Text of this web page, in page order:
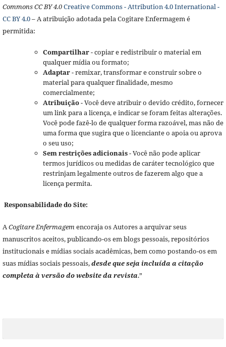
Commons CC BY 4.0Creative Commons - Attribution 4.0 International -
CC BY 4.0– A atribuição adotada pela Cogitare Enfermagem é
permitida:
Compartilhar- copiar e redistribuir o material em
qualquer mídia ou formato;
Adaptar- remixar, transformar e construir sobre o
material para qualquer finalidade, mesmo
comercialmente;
Atribuição- Você deve atribuir o devido crédito, fornecer
um link para a licença, e indicar se foram feitas alterações.
Você pode fazê-lo de qualquer forma razoável, mas não de
uma forma que sugira que o licenciante o apoia ou aprova
o seu uso;
Sem restrições adicionais- Você não pode aplicar
termos jurídicos ou medidas de caráter tecnológico que
restrinjam legalmente outros de fazerem algo que a
licença permita.
Responsabilidade do Site:
ACogitare Enfermagemencoraja os Autores a arquivar seus
manuscritos aceitos, publicando-os em blogs pessoais, repositórios
institucionais e mídias sociais acadêmicas, bem como postando-os em
suas mídias sociais pessoais,desde que seja incluída a citação
completa à versão do website da revista.”